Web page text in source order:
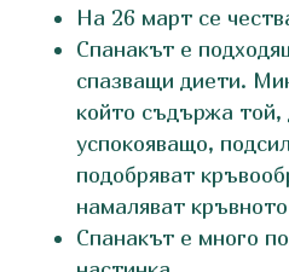
На 26 март се
Спанакът е
спазващи диети.
който съдържа той,
успокояващо,
подобряват
намаляват
Спанакът е много